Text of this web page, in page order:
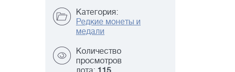
Категория:
Редкие монеты и
медали
Количество
просмотров